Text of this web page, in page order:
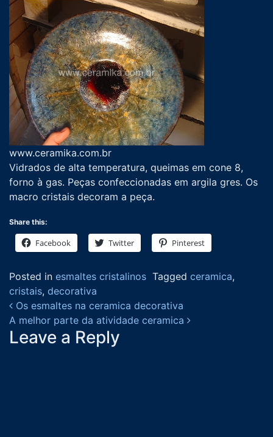
www.ceramika.com.br
Vidrados de alta temperatura, queimas em cone 8,
forno à gas. Peças confeccionadas em argila gres. Os
macro cristais decoram a peça.
Share this:
Facebook Twitter Pinterest
Posted in esmaltes cristalinos Tagged ceramica,
cristais, decorativa
Post navigation
Os esmaltes na ceramica decorativa
A melhor parte da atividade ceramica
Leave a Reply